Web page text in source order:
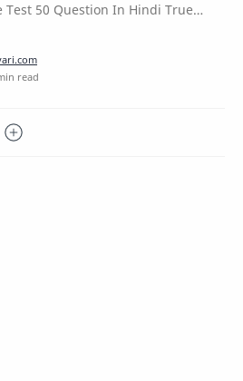
Test 50 Question In Hindi True
with Mock Test 2020. and much
Questions in Hindi Language.
read